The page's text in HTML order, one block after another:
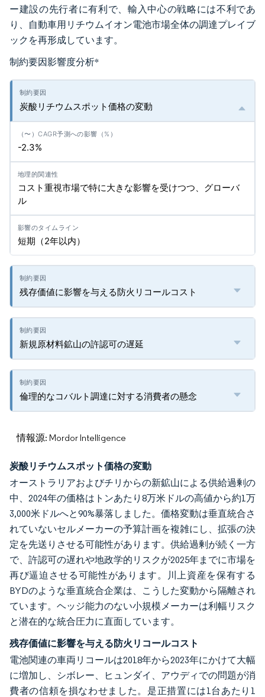
ー建設の先行者に有利で、輸入中心の戦略には不利であ
り、自動車用リチウムイオン電池市場全体の調達プレイブ
ックを再形成しています。
制約要因影響度分析*
炭酸リチウムスポット価格の変動
-2.3%
コスト重視市場で特に大きな影響を受けつつ、グローバ
ル
短期（2年以内）
残存価値に影響を与える防火リコールコスト
新規原材料鉱山の許認可の遅延
倫理的なコバルト調達に対する消費者の懸念
情報源: Mordor Intelligence
炭酸リチウムスポット価格の変動
オーストラリアおよびチリからの新鉱山による供給過剰の
中、2024年の価格はトンあたり8万米ドルの高値から約1万
3,000米ドルへと90%暴落しました。価格変動は垂直統合さ
れていないセルメーカーの予算計画を複雑にし、拡張の決
定を先送りさせる可能性があります。供給過剰が続く一方
で、許認可の遅れや地政学的リスクが2025年までに市場を
再び逼迫させる可能性があります。川上資産を保有する
BYDのような垂直統合企業は、こうした変動から隔離され
ています。ヘッジ能力のない小規模メーカーは利幅リスク
と潜在的な統合圧力に直面しています。
残存価値に影響を与える防火リコールコスト
電池関連の車両リコールは2018年から2023年にかけて大幅
に増加し、シボレー、ヒュンダイ、アウディでの問題が消
費者の信頼を損なわせました。是正措置には1台あたり1